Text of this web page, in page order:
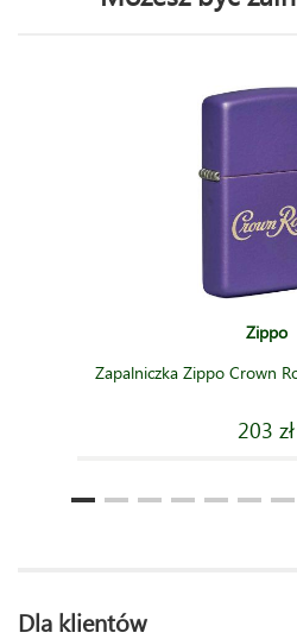
Zippo
Zapalniczka Zippo Crown
203 zł
Dla klientów